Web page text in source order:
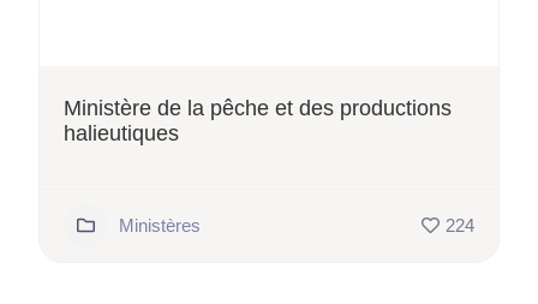
Ministère de la pêche et des productions
halieutiques
Ministères 224